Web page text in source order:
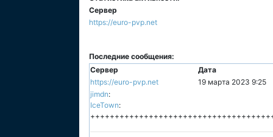
Сервер
https://euro-pvp.net
Последние сообщения:
Сервер
Дата
https://euro-pvp.net
19 марта 2023 9:25
jimdn:
IceTown: